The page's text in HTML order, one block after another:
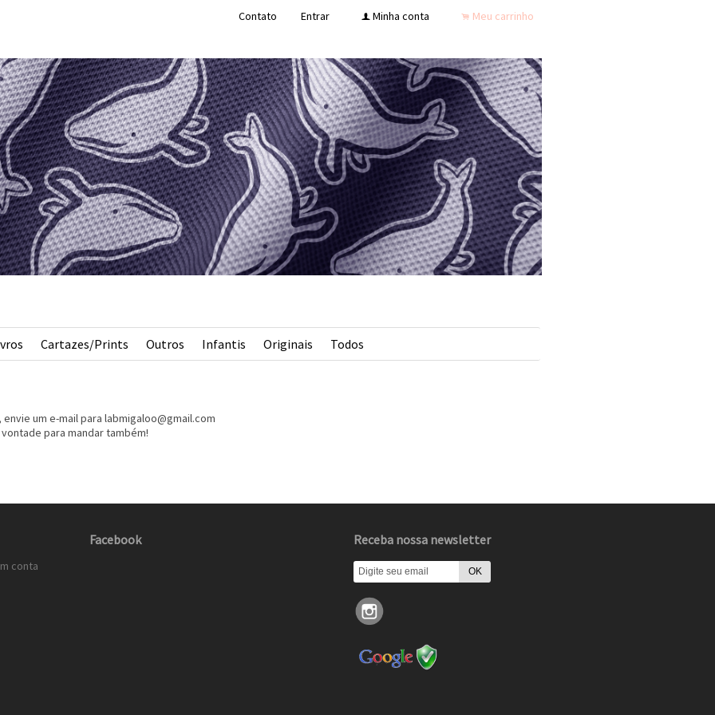
Contato Entrar f Minha conta . Meu carrinho
Cartazes/Prints Outros Infantis Originais Todos
um e-mail para labmigaloo@gmail.com
para mandar também!
conta
Facebook Receba nossa newsletter